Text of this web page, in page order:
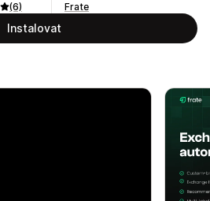
(6)
Frate
Instalovat